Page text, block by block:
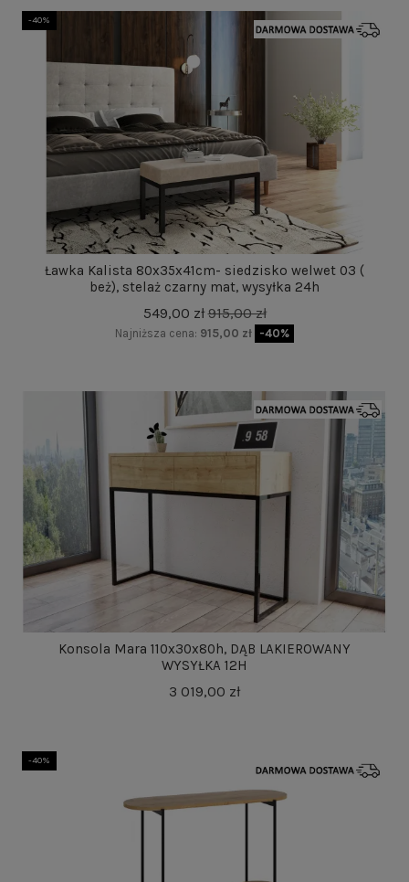
-40%
Ławka Kalista 80x35x41cm- siedzisko welwet 03 (
beż), stelaż czarny mat, wysyłka 24h
549,00 zł915,00 zł
Najniższa cena: 915,00 zł -40%
Konsola Mara 110x30x80h, DĄB LAKIEROWANY
WYSYŁKA 12H
3 019,00 zł
-40%